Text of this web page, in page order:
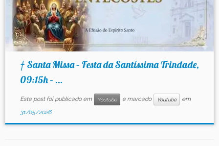
† Santa Missa – Festa da Santíssima Trindade,
09:15h – ...
Este post foi publicado em Youtube e marcado Youtube
em
31/05/2026